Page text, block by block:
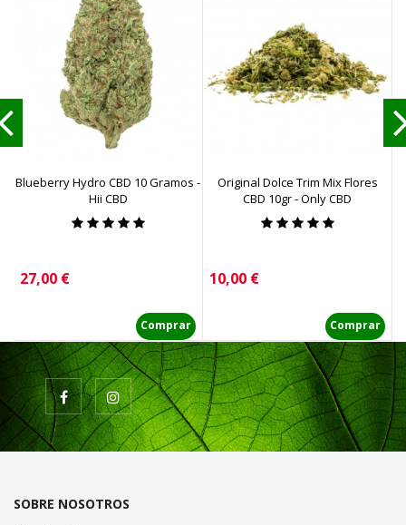
Blueberry Hydro CBD 10 Gramos -
Hii CBD
Precio
27,00 €
Comprar
Original Dolce Trim Mix Flores
CBD 10gr - Only CBD
Precio
10,00 €
Comprar
SOBRE NOSOTROS